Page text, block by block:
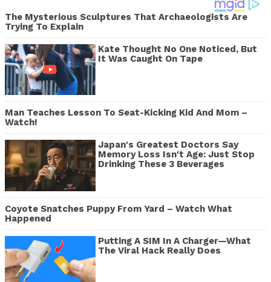
The Mysterious Sculptures That Archaeologists Are
Trying To Explain
Kate Thought No One Noticed, But
It Was Caught On Tape
Man Teaches Lesson To Seat-Kicking Kid And Mom –
Watch!
Japan's Greatest Doctors Say
Memory Loss Isn't Age: Just Stop
Drinking These 3 Beverages
Coyote Snatches Puppy From Yard – Watch What
Happened
Putting A SIM In A Charger—What
The Viral Hack Really Does